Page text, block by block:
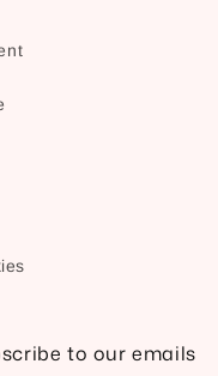
to our emails